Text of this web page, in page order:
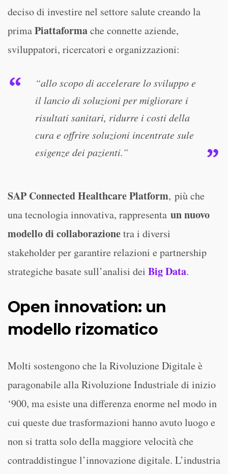
deciso di investire nel settore salute creando la
primaPiattaformache connette aziende,
sviluppatori, ricercatori e organizzazioni:
“allo scopo di accelerare lo sviluppo e
il lancio di soluzioni per migliorare i
risultati sanitari, ridurre i costi della
cura e offrire soluzioni incentrate sule
esigenze dei pazienti.”
SAP Connected Healthcare Platform, più che
una tecnologia innovativa, rappresenta un nuovo
modello di collaborazionetra i diversi
stakeholder per garantire relazioni e partnership
strategiche basate sull’analisi dei Big Data.
Open innovation: un
modello rizomatico
Molti sostengono che la Rivoluzione Digitale è
paragonabile alla Rivoluzione Industriale di inizio
‘900, ma esiste una differenza enorme nel modo in
cui queste due trasformazioni hanno avuto luogo e
non si tratta solo della maggiore velocità che
contraddistingue l’innovazione digitale. L’industria